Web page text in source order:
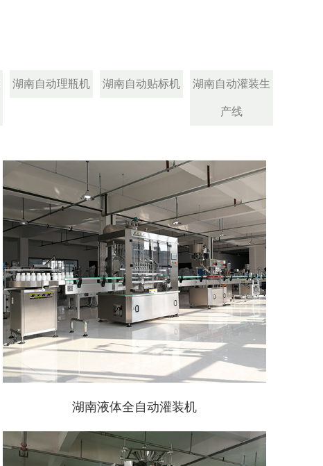
湖南自动理瓶机 湖南自动贴标机 湖南自动灌装生
产线
湖南液体全自动灌装机